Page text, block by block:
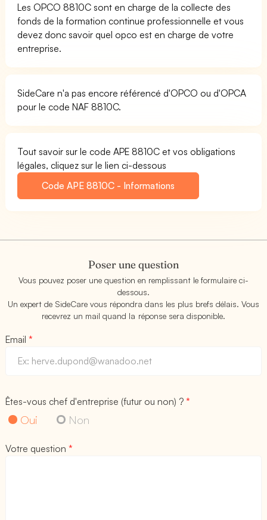
Les OPCO 8810C sont en charge de la collecte des
fonds de la formation continue professionnelle et vous
devez donc savoir quel opco est en charge de votre
entreprise.
SideCare n'a pas encore référencé d'OPCO ou d'OPCA
pour le code NAF 8810C.
Tout savoir sur le code APE 8810C et vos obligations
légales, cliquez sur le lien ci-dessous
Code APE 8810C - Informations
Poser une question
Vous pouvez poser une question en remplissant le formulaire ci-
dessous.
Un expert de SideCare vous répondra dans les plus brefs délais. Vous
recevrez un mail quand la réponse sera disponible.
Email*
Êtes-vous chef d'entreprise (futur ou non) ?*
Oui Non
Votre question*